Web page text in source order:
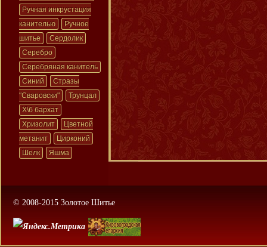
Ручная инкрустация
канителью
Ручное
шитье
Сердолик
Серебро
Серебряная канитель
Синий
Стразы
"Сваровски"
Трунцал
Х\б бархат
Хризолит
Цветной
метанит
Цирконий
Шелк
Яшма
© 2008-2015 Золотое Шитье